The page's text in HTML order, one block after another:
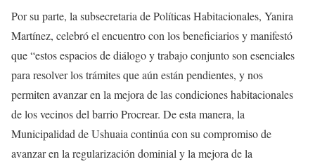
Por su parte, la subsecretaria de Políticas Habitacionales, Yanira
Martínez, celebró el encuentro con los beneficiarios y manifestó
que “estos espacios de diálogo y trabajo conjunto son esenciales
para resolver los trámites que aún están pendientes, y nos
permiten avanzar en la mejora de las condiciones habitacionales
de los vecinos del barrio Procrear. De esta manera, la
Municipalidad de Ushuaia continúa con su compromiso de
avanzar en la regularización dominial y la mejora de la